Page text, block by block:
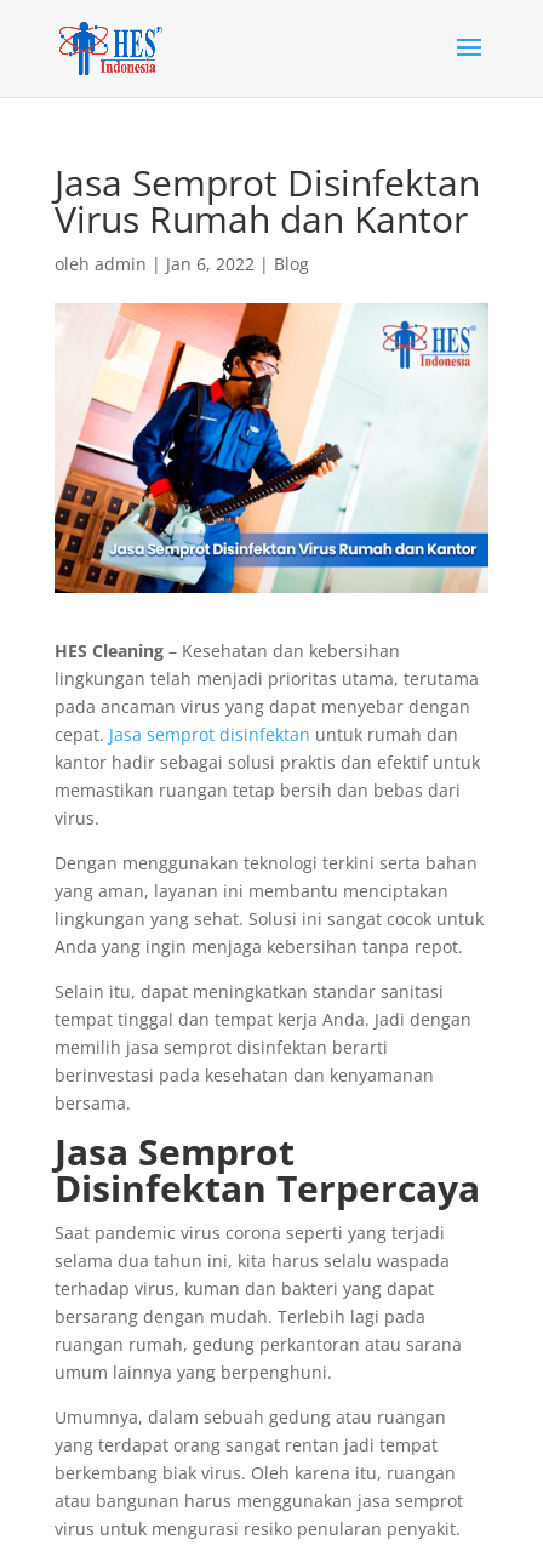
Jasa Semprot Disinfektan
Virus Rumah dan Kantor
oleh admin | Jan 6, 2022| Blog
HES Cleaning– Kesehatan dan kebersihan
lingkungan telah menjadi prioritas utama, terutama
pada ancaman virus yang dapat menyebar dengan
cepat. Jasa semprot disinfektan untuk rumah dan
kantor hadir sebagai solusi praktis dan efektif untuk
memastikan ruangan tetap bersih dan bebas dari
virus.
Dengan menggunakan teknologi terkini serta bahan
yang aman, layanan ini membantu menciptakan
lingkungan yang sehat. Solusi ini sangat cocok untuk
Anda yang ingin menjaga kebersihan tanpa repot.
Selain itu, dapat meningkatkan standar sanitasi
tempat tinggal dan tempat kerja Anda. Jadi dengan
memilih jasa semprot disinfektan berarti
berinvestasi pada kesehatan dan kenyamanan
bersama.
Jasa Semprot
Disinfektan Terpercaya
Saat pandemic virus corona seperti yang terjadi
selama dua tahun ini, kita harus selalu waspada
terhadap virus, kuman dan bakteri yang dapat
bersarang dengan mudah. Terlebih lagi pada
ruangan rumah, gedung perkantoran atau sarana
umum lainnya yang berpenghuni.
Umumnya, dalam sebuah gedung atau ruangan
yang terdapat orang sangat rentan jadi tempat
berkembang biak virus. Oleh karena itu, ruangan
atau bangunan harus menggunakan jasa semprot
virus untuk mengurasi resiko penularan penyakit.